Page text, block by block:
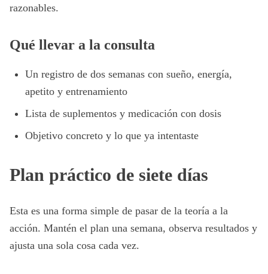
razonables.
Qué llevar a la consulta
Un registro de dos semanas con sueño, energía,
apetito y entrenamiento
Lista de suplementos y medicación con dosis
Objetivo concreto y lo que ya intentaste
Plan práctico de siete días
Esta es una forma simple de pasar de la teoría a la
acción. Mantén el plan una semana, observa resultados y
ajusta una sola cosa cada vez.